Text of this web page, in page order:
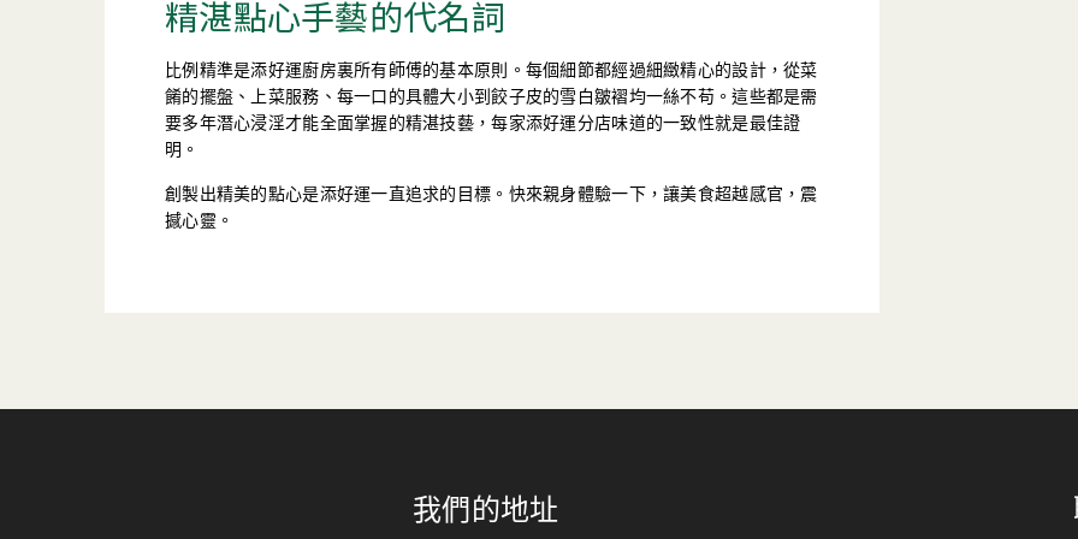
精湛點心手藝的代名詞
比例精準是添好運廚房裏所有師傅的基本原則。每個細節都經過細緻精心的設計，從菜
餚的擺盤、上菜服務、每一口的具體大小到餃子皮的雪白皺褶均一絲不苟。這些都是需
要多年潛心浸淫才能全面掌握的精湛技藝，每家添好運分店味道的一致性就是最佳證
明。
創製出精美的點心是添好運一直追求的目標。快來親身體驗一下，讓美食超越感官，震
撼心靈。
我們的地址